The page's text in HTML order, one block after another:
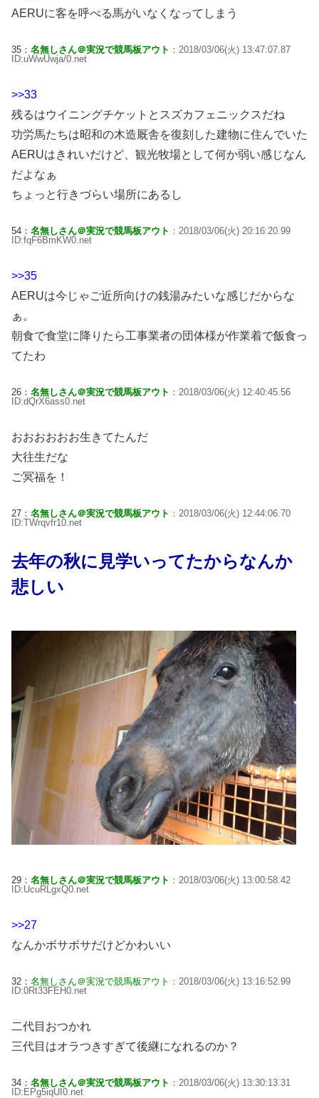
AERUに客を呼べる馬がいなくなってしまう
35： 名無しさん＠実況で競馬板アウト ：2018/03/06(火) 13:47:07.87
ID:uWwUwja/0.net
>>33
残るはウイニングチケットとスズカフェニックスだね
功労馬たちは昭和の木造厩舎を復刻した建物に住んでいた
AERUはきれいだけど、観光牧場として何か弱い感じなん
だよなぁ
ちょっと行きづらい場所にあるし
54： 名無しさん＠実況で競馬板アウト ：2018/03/06(火) 20:16:20.99
ID:fqF6BmKW0.net
>>35
AERUは今じゃご近所向けの銭湯みたいな感じだからな
ぁ。
朝食で食堂に降りたら工事業者の団体様が作業着で飯食っ
てたわ
26： 名無しさん＠実況で競馬板アウト ：2018/03/06(火) 12:40:45.56
ID:dQrX6ass0.net
おおおおおお生きてたんだ
大往生だな
ご冥福を！
27： 名無しさん＠実況で競馬板アウト ：2018/03/06(火) 12:44:06.70
ID:TWrqvfr10.net
去年の秋に見学いってたからなんか
悲しい
29： 名無しさん＠実況で競馬板アウト ：2018/03/06(火) 13:00:58.42
ID:UcuRLgxQ0.net
>>27
なんかボサボサだけどかわいい
32： 名無しさん＠実況で競馬板アウト ：2018/03/06(火) 13:16:52.99
ID:0Rt33FEH0.net
二代目おつかれ
三代目はオラつきすぎて後継になれるのか？
34： 名無しさん＠実況で競馬板アウト ：2018/03/06(火) 13:30:13.31
ID:EPg5iqUI0.net